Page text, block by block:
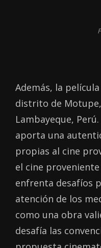
Además, la
distrito de
Lambayeque,
aporta una
propias al cine
el cine
enfrenta desafíos
atención de los
como una obra
desafía las